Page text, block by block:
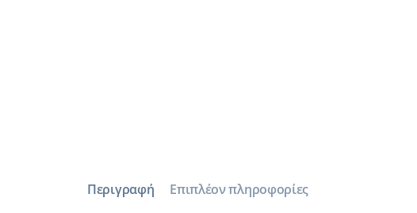
Περιγραφή Επιπλέον πληροφορίες